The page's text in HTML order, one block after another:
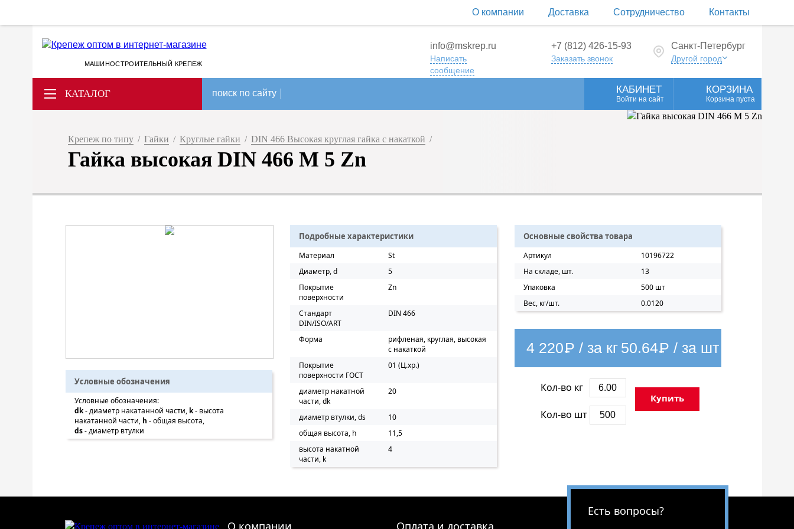
О компании Доставка Сотрудничество Контакты
МАШИНОСТРОИТЕЛЬНЫЙ КРЕПЕЖ
info@mskrep.ru
Написать
сообщение
+7 (812) 426-15-93
Заказать звонок
Санкт-Петербург
Другой город
КАТАЛОГ поиск по сайту КАБИНЕТ
Войти на сайт
КОРЗИНА
Корзина пуста
Крепеж по типу / Гайки / Круглые гайки / DIN 466 Высокая круглая гайка с накаткой /
Гайка высокая DIN 466 M 5 Zn
Условные обозначения
Условные обозначения:
dk- диаметр накатанной части, k- высота
накатанной части, h - общая высота,
ds- диаметр втулки
Подробные характеристики
Материал
St
Диаметр, d
5
Покрытие
поверхности
Zn
Стандарт
DIN/ISO/ART
DIN 466
Форма
рифленая, круглая, высокая
с накаткой
Покрытие
поверхности ГОСТ
01 (Ц.хр.)
диаметр накатной
части, dk
20
диаметр втулки, ds
10
общая высота, h
11,5
высота накатной
части, k
4
Основные свойства товара
Артикул
10196722
На складе, шт.
13
Упаковка
500 шт
Вес, кг/шт.
0.0120
4 220Р / за кг 50.64Р / за шт
Кол-во кг
Кол-во шт
Купить
О компании Оплата и доставка
Есть вопросы?